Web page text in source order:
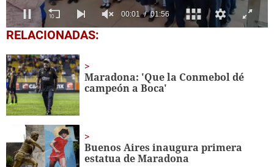
0
seconds
1
minute,
56
seconds
RELACIONADAS:
Maradona: 'Que la Conmebol dé
campeón a Boca'
Buenos Aires inaugura primera
estatua de Maradona